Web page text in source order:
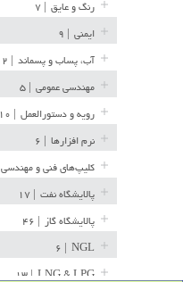
رنگ و عایق
ایمنی
آب، پساب و پسماند
مهندسی عمومی
رویه و دستورالعمل
نرم افزارها
کلیپ‌های فنی و مهندسی
پالایشگاه نفت
پالایشگاه گاز
NGL
LNG & LPG | ۱۳